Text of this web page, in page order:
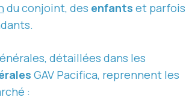
du conjoint, des enfants et parfois
détaillées dans les
GAV Pacifica, reprennent les
: